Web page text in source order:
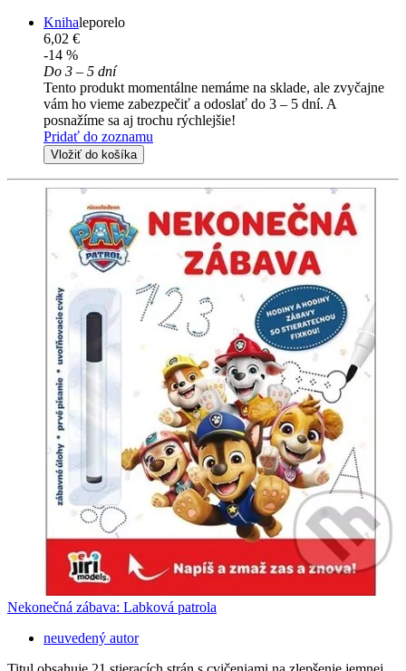
Knihaleporelo
6,02 €
-14 %
Do 3 – 5 dní
Tento produkt momentálne nemáme na sklade, ale zvyčajne
vám ho vieme zabezpečiť a odoslať do 3 – 5 dní. A
posnažíme sa aj trochu rýchlejšie!
Pridať do zoznamu
Vložiť do košíka
Nekonečná zábava: Labková patrola
neuvedený autor